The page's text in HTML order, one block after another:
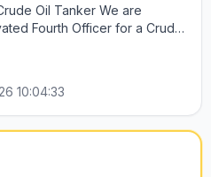
Oil Tanker We are
Fourth Officer for a Crude
months DOR – middle of
STCW certificates Valid
Previous experience on
of English Professional
to safety Competitive
Interested candidates are
records, and
10:04:33